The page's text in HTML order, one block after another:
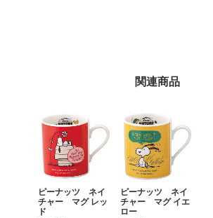
関連商品
ピーナッツ ネイ
チャー マグ レッ
ド
ピーナッツ ネイ
チャー マグ イエ
ロー